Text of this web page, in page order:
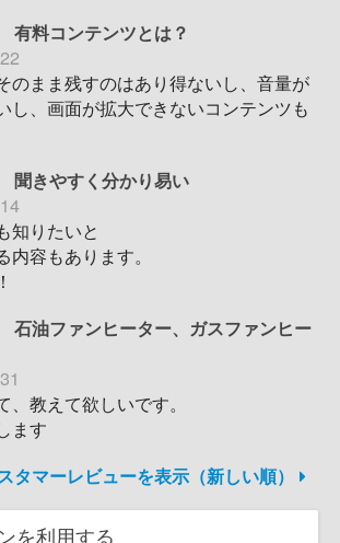
有料コンテンツとは？
のまま残すのはあり得ないし、音量が
し、画面が拡大できないコンテンツも
聞きやすく分かり易い
知りたいと
容もあります。
石油ファンヒーター、ガスファンヒー
、教えて欲しいです。
ます
タマーレビューを表示（新しい順）
を利用する